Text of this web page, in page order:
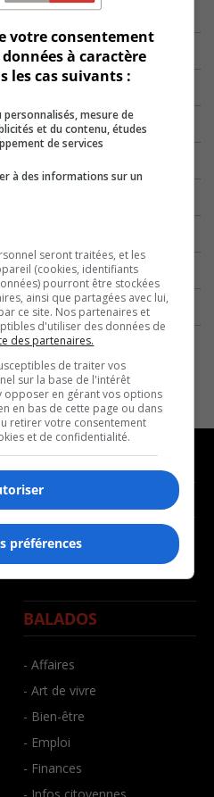
MUSIQUE
- Décompte franco
BALADOS
- Affaires
- Art de vivre
- Bien-être
- Emploi
- Finances
votre consentement
à caractère
les cas suivants :
mesure de
et du contenu, études
de services
à des informations sur un
seront traitées, et les
(cookies, identifiants
pourront être stockées
ainsi que partagées avec lui,
ce site. Nos partenaires et
d'utiliser des données de
des partenaires.
de traiter vos
sur la base de l'intérêt
opposer en gérant vos options
en bas de cette page ou dans
retirer votre consentement
et de confidentialité.
préférences